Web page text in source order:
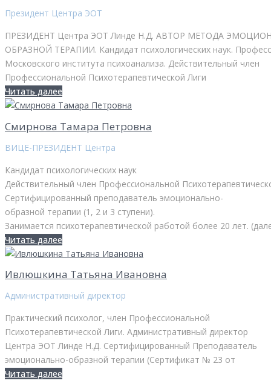
Президент Центра ЭОТ
ПРЕЗИДЕНТ Центра ЭОТ Линде Н.Д. АВТОР МЕТОДА
ОБРАЗНОЙ ТЕРАПИИ. Кандидат психологических наук.
Московского института психоанализа. Действительный член
Профессиональной Психотерапевтической Лиги
Читать далее
Смирнова Тамара Петровна
ВИЦЕ-ПРЕЗИДЕНТ Центра
Кандидат психологических наук
Действительный член Профессиональной
Сертифицированный преподаватель эмоционально-
образной терапии (1, 2 и 3 ступени).
Занимается психотерапевтической работой более 20 лет.
Читать далее
Ивлюшкина Татьяна Ивановна
Административный директор
Практический психолог, член Профессиональной
Психотерапевтической Лиги. Административный директор
Центра ЭОТ Линде Н.Д. Сертифицированный Преподаватель
эмоционально-образной терапии (Сертификат № 23 от
Читать далее